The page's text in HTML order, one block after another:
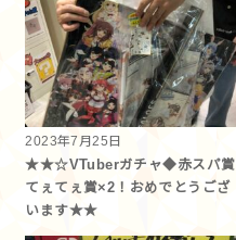
2023年7月25日
★★☆VTuberガチャ◆赤スパ賞
てぇてぇ賞×2！おめでとうござ
います★★